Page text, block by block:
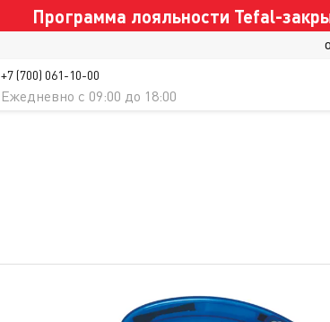
Программа лояльности Tefal-
+7 (700) 061-10-00
Ежедневно c 09:00 до 18:00